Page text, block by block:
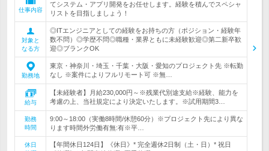
仕事内容
てシステム・アプリ開発をお任せします。経験を積んでスペシャ
リストを目指しましょう！
対象と
なる方
◎ITエンジニアとしての経験をお持ちの方（ポジション・経験年
数不問）◎学歴不問◎職種・業界ともに未経験歓迎◎第二新卒歓
迎◎ブランクOK
勤務地
東京・神奈川・埼玉・千葉・大阪・愛知のプロジェクト先 ※転勤
なし ※案件によりフルリモート可 ※無…
給与
【未経験者】月給230,000円～※残業代別途支給※経験、能力を
考慮の上、当社規定により決定いたします。※試用期間3…
勤務
時間
9:00～18:00（実働8時間/休憩60分）※プロジェクト先により異な
ります時間外労働有無:有※平…
休日
【年間休日124日】《休日》* 完全週休2日制（土・日）* 祝日